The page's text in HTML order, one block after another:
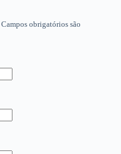
Campos obrigatórios são